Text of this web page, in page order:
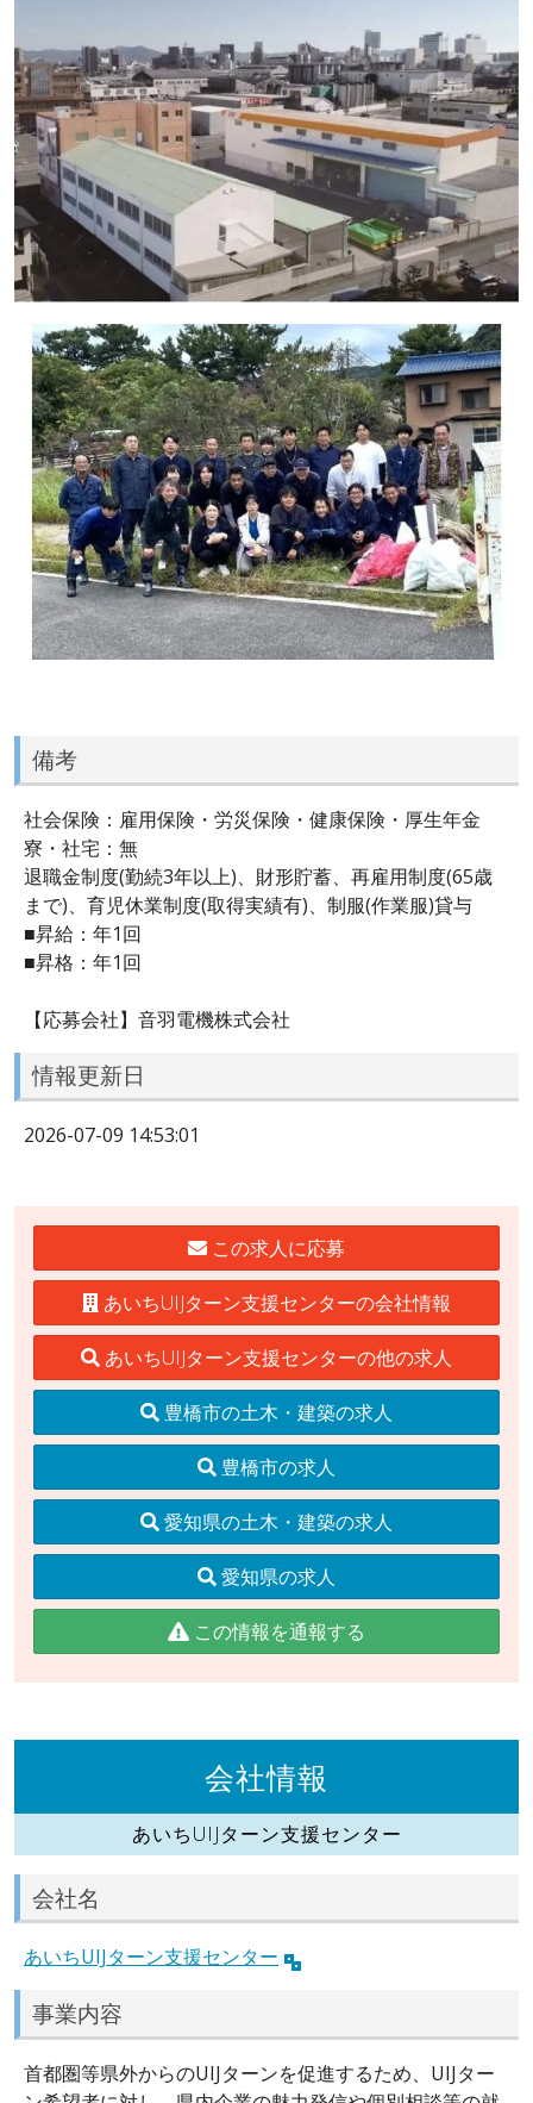
備考
社会保険：雇用保険・労災保険・健康保険・厚生年金
寮・社宅：無
退職金制度(勤続3年以上)、財形貯蓄、再雇用制度(65歳
まで)、育児休業制度(取得実績有)、制服(作業服)貸与
■昇給：年1回
■昇格：年1回
【応募会社】音羽電機株式会社
情報更新日
2026-07-09 14:53:01
この求人に応募
あいちUIJターン支援センターの会社情報
あいちUIJターン支援センターの他の求人
豊橋市の土木・建築の求人
豊橋市の求人
愛知県の土木・建築の求人
愛知県の求人
この情報を通報する
会社情報
あいちUIJターン支援センター
会社名
あいちUIJターン支援センター
事業内容
首都圏等県外からのUIJターンを促進するため、UIJター